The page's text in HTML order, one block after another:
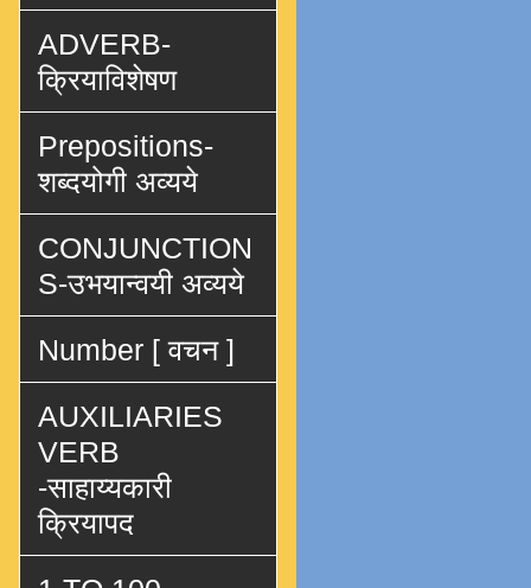
ADVERB-
क्रियाविशेषण
Prepositions-
शब्दयोगी अव्यये
CONJUNCTION
S-उभयान्वयी अव्यये
Number [ वचन ]
AUXILIARIES
VERB
-साहाय्यकारी
क्रियापद